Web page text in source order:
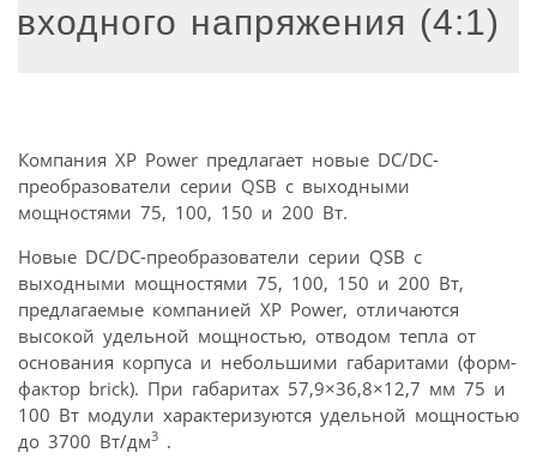
входного напряжения (4:1)
Компания XP Power предлагает новые DC/DC-
преобразователи серии QSB с выходными
мощностями 75, 100, 150 и 200 Вт.
Новые DC/DC-преобразователи серии QSB с
выходными мощностями 75, 100, 150 и 200 Вт,
предлагаемые компанией XP Power, отличаются
высокой удельной мощностью, отводом тепла от
основания корпуса и небольшими габаритами (форм-
фактор brick). При габаритах 57,9×36,8×12,7 мм 75 и
100 Вт модули характеризуются удельной мощностью
до 3700 Вт/дм3 .